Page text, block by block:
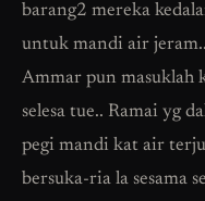
barang2 mereka
untuk mandi air jeram..
Ammar pun masuklah
selesa tue.. Ramai yg
pegi mandi kat air
bersuka-ria la sesama